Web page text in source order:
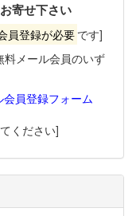
寄せ下さい
員登録が必要 です]
メール会員のいず
員登録フォーム
ください]